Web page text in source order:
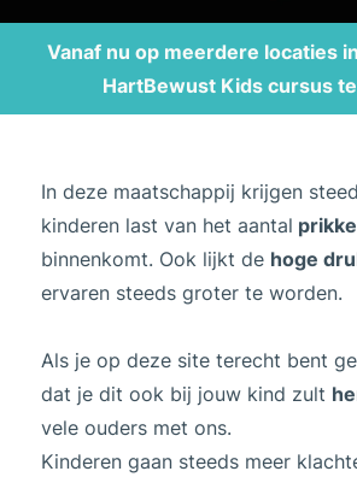
Vanaf nu op meerdere locaties
HartBewust Kids cursus
In deze maatschappij krijgen
kinderen last van het aantal
binnenkomt. Ook lijkt de hoge
ervaren steeds groter te worden.
Als je op deze site terecht bent
dat je dit ook bij jouw kind zult
vele ouders met ons.
Kinderen gaan steeds meer